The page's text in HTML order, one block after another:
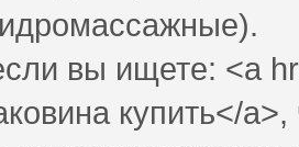
вы ищете: <a
купить</